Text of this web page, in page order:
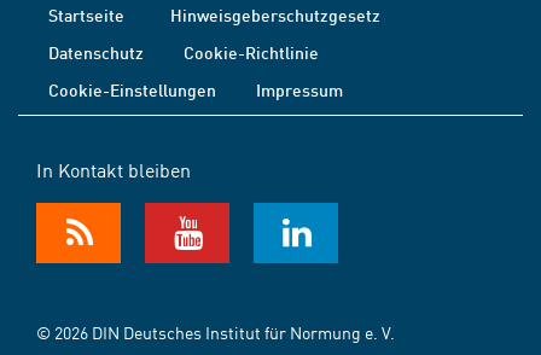
Startseite
Hinweisgeberschutzgesetz
Datenschutz
Cookie-Richtlinie
Cookie-Einstellungen
Impressum
In Kontakt bleiben
© 2026 DIN Deutsches Institut für Normung e. V.